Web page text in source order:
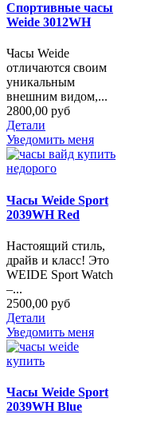
Спортивные часы
Weide 3012WH
Часы Weide
отличаются своим
уникальным
внешним видом,...
2800,00 руб
Детали
Уведомить меня
Часы Weide Sport
2039WH Red
Настоящий стиль,
драйв и класс! Это
WEIDE Sport Watch
–...
2500,00 руб
Детали
Уведомить меня
Часы Weide Sport
2039WH Blue